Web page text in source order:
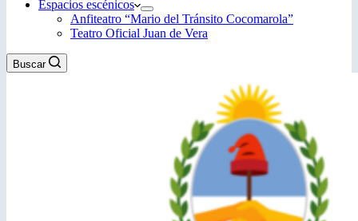
Espacios escénicos
Anfiteatro “Mario del Tránsito Cocomarola”
Teatro Oficial Juan de Vera
Buscar